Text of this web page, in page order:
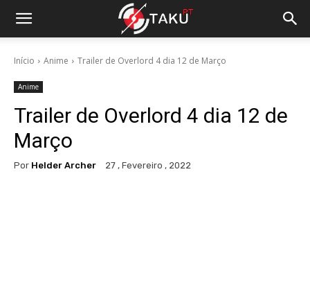
Início Anime Trailer de Overlord 4 dia 12 de Março
Anime
Trailer de Overlord 4 dia 12 de
Março
Por Helder Archer 27 , Fevereiro , 2022